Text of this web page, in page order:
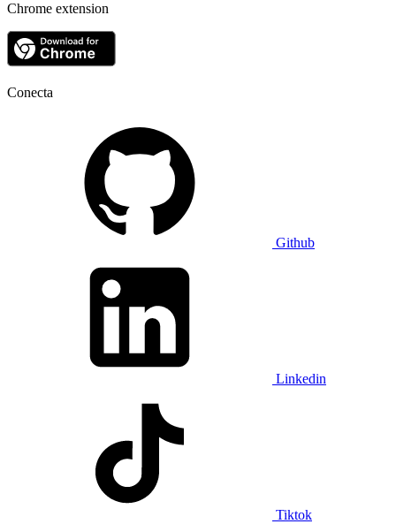
Chrome extension
Conecta
Github
Linkedin
Tiktok